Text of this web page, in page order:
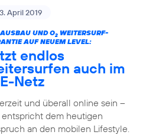
April 2019
UND O2WEITERSURF-
AUF NEUEM LEVEL:
endlos
auch im
Netz
und überall online sein –
entspricht dem heutigen
an den mobilen Lifestyle.